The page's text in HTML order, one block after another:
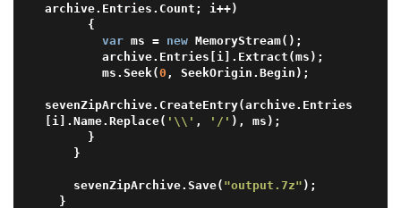
archive.Entries.Count; i++)
var ms = new MemoryStream();
        ms.Seek(
0 , SeekOrigin.Begin);
sevenZipArchive.CreateEntry(archive.Entries
[i].Name.Replace( '\\' , '/' ), ms);
    sevenZipArchive.Save(
"output.7z" );